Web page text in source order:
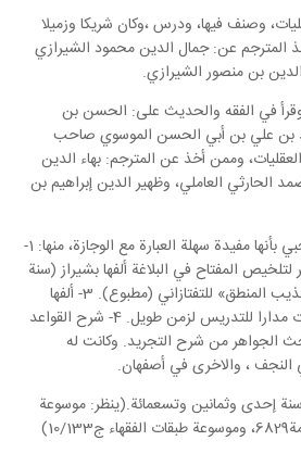
وصنف فيها، ودرس ،وكان شريكا وزميلا
المترجم عن: جمال الدين محمود الشيرازي
بن منصور الشيرازي.
في الفقه والحديث على: الحسن بن
بن علي بن أبي الحسن الموسوي صاحب
وممن أخذ عن المترجم: بهاء الدين
العاملي، وظهير الدين إبراهيم بن
له تصانيف وصفها المحبي بأنها مفيدة سهلة العبارة مع الوجازة، منها: 1-
المفتاح في البلاغة ألفها بشيراز (سنة
962هـ). 2- الحاشية على «تهذيب المنطق» للتفتازاني (مطبوع). 3- ألفها
بالنجف (سنة 967 هـ) وصارت مدارا للتدريس لزمن طويل. 4- شرح القواعد
مبحث الجواهر من شرح التجريد. وكانت له
النجف ، والاخرى في أصفهان.
إحدى وثمانين وتسعمائة.(ينظر: موسوعة